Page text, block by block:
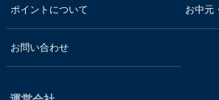
ポイントについて お中元
お問い合わせ